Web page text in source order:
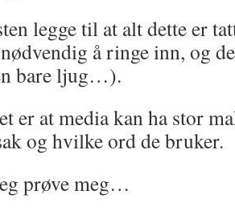
legge til at alt dette er
å ringe inn, og
bare ljug…).
er at media kan ha stor
og hvilke ord de bruker.
prøve meg…